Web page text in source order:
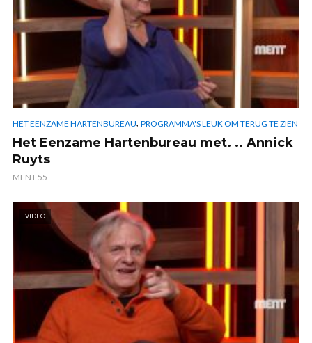
HET EENZAME HARTENBUREAU, PROGRAMMA'S LEUK OM TERUG TE ZIEN
Het Eenzame Hartenbureau met. .. Annick
Ruyts
MENT 55
VIDEO